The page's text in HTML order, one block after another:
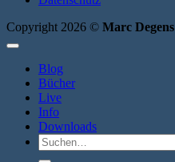
Copyright 2026 © Marc Degens
Blog
Bücher
Live
Info
Downloads
Suche
nach: